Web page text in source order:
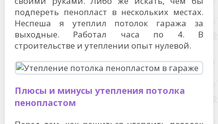
подпереть пенопласт в нескольких местах.
Неспеша я утеплил потолок гаража за
выходные. Работал часа по 4. В
строительстве и утеплении опыт нулевой.
Плюсы и минусы утепления потолка
пенопластом